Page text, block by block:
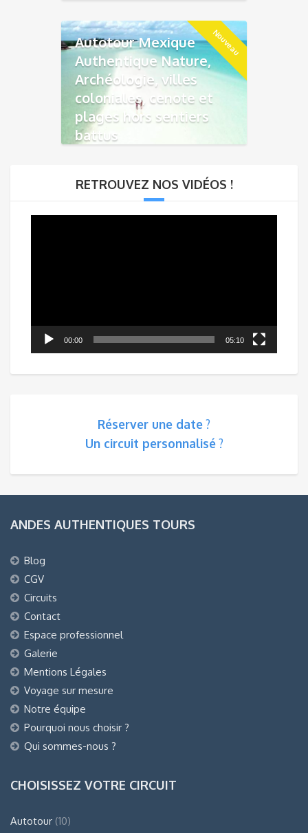
Nouveau
Autotour Mexique
Authentique Nature,
Archéologie, villes
coloniales, cenote et
plages hors sentiers
battus
RETROUVEZ NOS VIDÉOS !
00:00 05:10
Réserver une date?
Un circuit personnalisé?
ANDES AUTHENTIQUES TOURS
Blog
CGV
Circuits
Contact
Espace professionnel
Galerie
Mentions Légales
Voyage sur mesure
Notre équipe
Pourquoi nous choisir ?
Qui sommes-nous ?
CHOISISSEZ VOTRE CIRCUIT
Autotour (10)